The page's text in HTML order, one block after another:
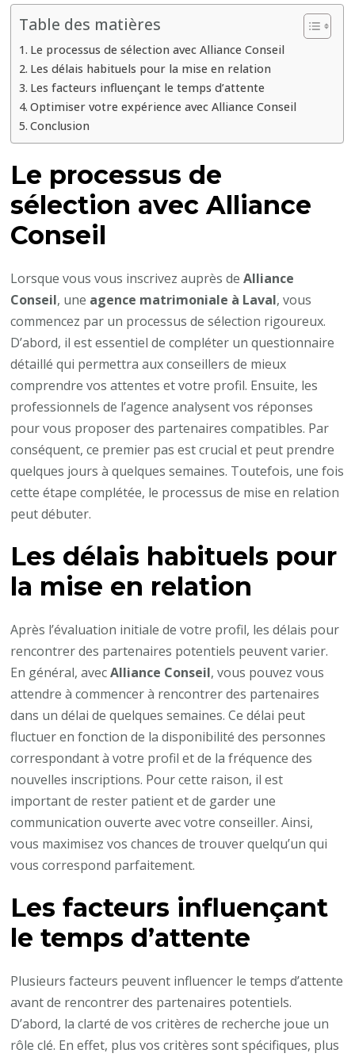
Table des matières
Le processus de sélection avec Alliance Conseil
Les délais habituels pour la mise en relation
Les facteurs influençant le temps d’attente
Optimiser votre expérience avec Alliance Conseil
Conclusion
Le processus de
sélection avecAlliance
Conseil
Lorsque vous vous inscrivez auprès deAlliance
Conseil, une agence matrimoniale à Laval, vous
commencez par un processus de sélection rigoureux.
D’abord, il est essentiel de compléter un questionnaire
détaillé qui permettra aux conseillers de mieux
comprendre vos attentes et votre profil. Ensuite, les
professionnels de l’agence analysent vos réponses
pour vous proposer des partenaires compatibles. Par
conséquent, ce premier pas est crucial et peut prendre
quelques jours à quelques semaines. Toutefois, une fois
cette étape complétée, le processus de mise en relation
peut débuter.
Les délais habituels pour
la mise en relation
Après l’évaluation initiale de votre profil, les délais pour
rencontrer des partenaires potentiels peuvent varier.
En général, avecAlliance Conseil, vous pouvez vous
attendre à commencer à rencontrer des partenaires
dans un délai de quelques semaines. Ce délai peut
fluctuer en fonction de la disponibilité des personnes
correspondant à votre profil et de la fréquence des
nouvelles inscriptions. Pour cette raison, il est
important de rester patient et de garder une
communication ouverte avec votre conseiller. Ainsi,
vous maximisez vos chances de trouver quelqu’un qui
vous correspond parfaitement.
Les facteurs influençant
le temps d’attente
Plusieurs facteurs peuvent influencer le temps d’attente
avant de rencontrer des partenaires potentiels.
D’abord, la clarté de vos critères de recherche joue un
rôle clé. En effet, plus vos critères sont spécifiques, plus